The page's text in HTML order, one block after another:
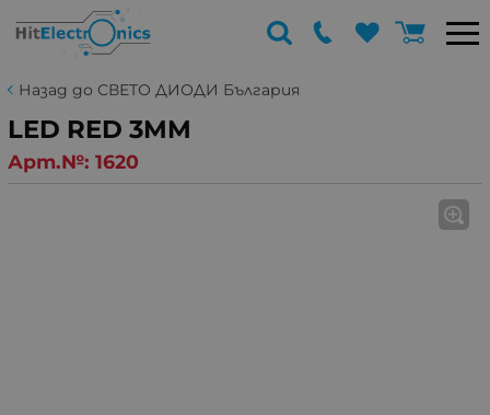
Назад до СВЕТО ДИОДИ България
LED RED 3MM
Арт.№: 1620